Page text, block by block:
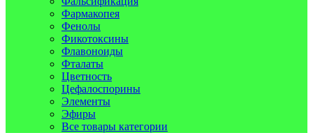
Фармакопея
Фенолы
Фикотоксины
Флавоноиды
Фталаты
Цветность
Цефалоспорины
Элементы
Эфиры
Все товары категории